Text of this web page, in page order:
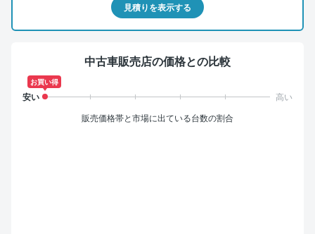
見積りを表示する
中古車販売店の価格との比較
お買い得
販売価格帯と市場に出ている台数の割合